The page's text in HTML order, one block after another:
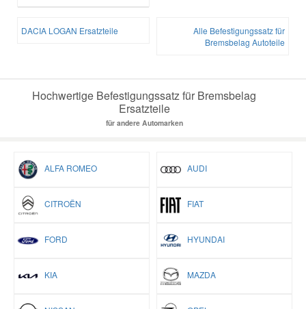
DACIA LOGAN Ersatzteile
Alle Befestigungssatz für
Bremsbelag Autoteile
Hochwertige Befestigungssatz für Bremsbelag
Ersatzteile
für andere Automarken
ALFA ROMEO AUDI
CITROËN FIAT
FORD HYUNDAI
KIA MAZDA